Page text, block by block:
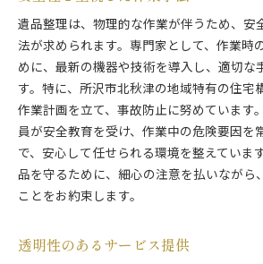
遺品整理は、物理的な作業が伴うため、安
法が求められます。専門家として、作業時
めに、最新の機器や技術を導入し、適切な
す。特に、所沢市北秋津の地域特有の住宅
作業計画を立て、事故防止に努めています
員が安全教育を受け、作業中の危険要因を
で、安心して任せられる環境を整えていま
品を守るために、細心の注意を払いながら
ことをお約束します。
透明性のあるサービス提供